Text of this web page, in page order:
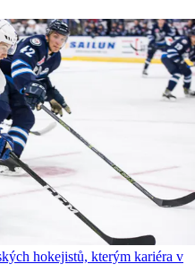
hokejistů, kterým kariéra v